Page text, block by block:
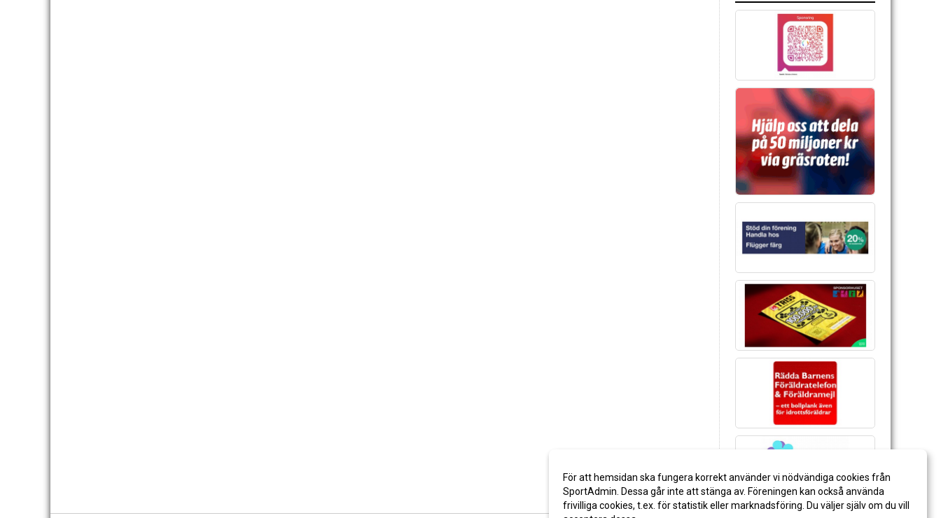
För att hemsidan ska fungera korrekt använder vi nödvändiga cookies från
SportAdmin. Dessa går inte att stänga av. Föreningen kan också använda
frivilliga cookies, t.ex. för statistik eller marknadsföring. Du väljer själv om du vill